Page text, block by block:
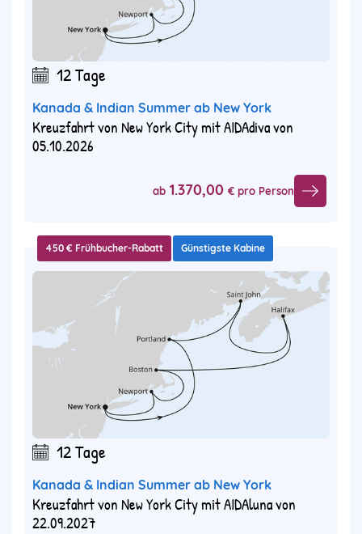
12 Tage
Kanada & Indian Summer ab New York
Kreuzfahrt von New York City mit AIDAdiva von
05.10.2026
ab 1.370,00 € pro Person
450 € Frühbucher-Rabatt Günstigste Kabine
12 Tage
Kanada & Indian Summer ab New York
Kreuzfahrt von New York City mit AIDAluna von
22.09.2027